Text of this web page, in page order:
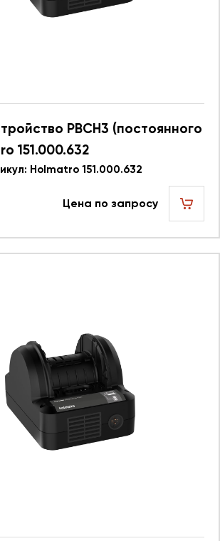
PBCH3 (постоянного
151.000.632
Holmatro 151.000.632
Цена по запросу